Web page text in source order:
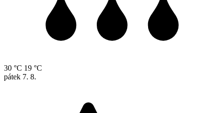
30 °C 19 °C
pátek 7. 8.